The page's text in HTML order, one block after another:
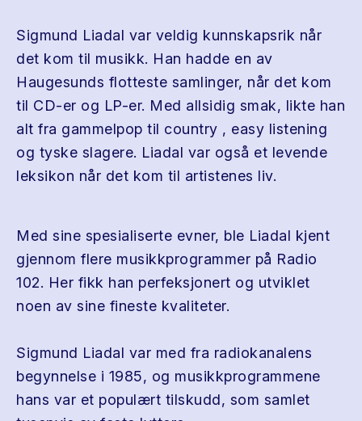
Sigmund Liadal var veldig kunnskapsrik når
det kom til musikk. Han hadde en av
Haugesunds flotteste samlinger, når det kom
til CD-er og LP-er. Med allsidig smak, likte han
alt fra gammelpop til country , easy listening
og tyske slagere. Liadal var også et levende
leksikon når det kom til artistenes liv.
Med sine spesialiserte evner, ble Liadal kjent
gjennom flere musikkprogrammer på Radio
102. Her fikk han perfeksjonert og utviklet
noen av sine fineste kvaliteter.
Sigmund Liadal var med fra radiokanalens
begynnelse i 1985, og musikkprogrammene
hans var et populært tilskudd, som samlet